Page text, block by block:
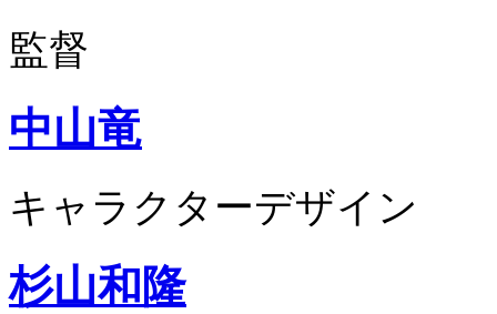
監督
中山竜
キャラクターデザイン
杉山和隆